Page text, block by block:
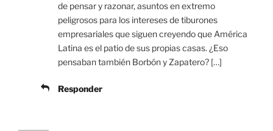
de pensar y razonar, asuntos en extremo
peligrosos para los intereses de tiburones
empresariales que siguen creyendo que América
Latina es el patio de sus propias casas. ¿Eso
pensaban también Borbón y Zapatero? […]
Responder